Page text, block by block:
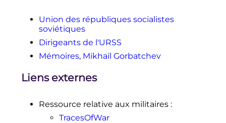
Union des républiques socialistes
soviétiques
Dirigeants de l'URSS
Mémoires, Mikhaïl Gorbatchev
Liens externes
Ressource relative aux militaires:
TracesOfWar